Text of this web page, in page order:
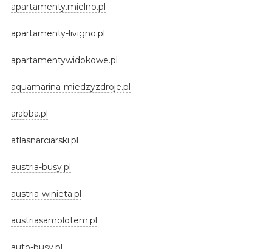
apartamenty.mielno.pl
apartamenty-livigno.pl
apartamentywidokowe.pl
aquamarina-miedzyzdroje.pl
arabba.pl
atlasnarciarski.pl
austria-busy.pl
austria-winieta.pl
austriasamolotem.pl